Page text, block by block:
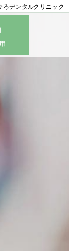
ろデンタルクリニック